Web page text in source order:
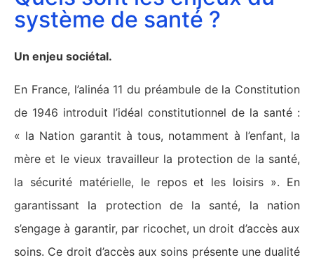
système de santé ?
Un enjeu sociétal.
En France, l’alinéa 11 du préambule de la Constitution
de 1946 introduit l’idéal constitutionnel de la santé :
« la Nation garantit à tous, notamment à l’enfant, la
mère et le vieux travailleur la protection de la santé,
la sécurité matérielle, le repos et les loisirs ». En
garantissant la protection de la santé, la nation
s’engage à garantir, par ricochet, un droit d’accès aux
soins. Ce droit d’accès aux soins présente une dualité